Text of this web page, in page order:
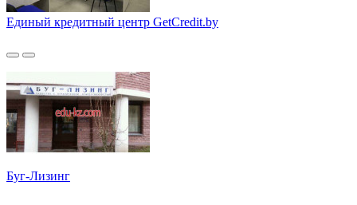
Единый кредитный центр GetCredit.by
Буг-Лизинг